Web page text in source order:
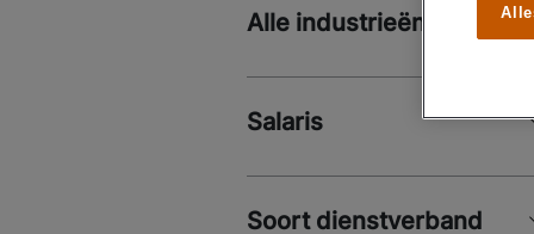
Alle industrieën
Salaris
Soort dienstverband